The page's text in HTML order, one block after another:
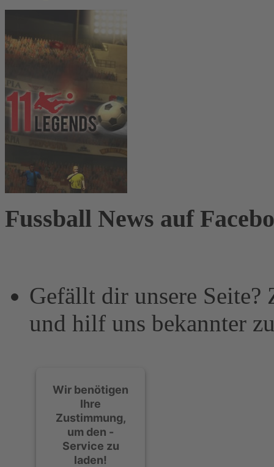
Fussball News auf
Gefällt dir unsere Seite?
und hilf uns bekannter
Wir benötigen
Ihre
Zustimmung,
um den -
Service zu
laden!